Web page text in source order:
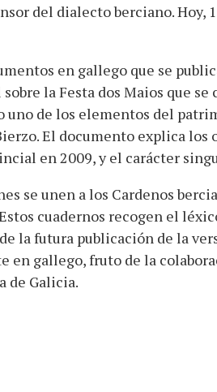
del dialecto berciano. Hoy,
en gallego que se
la Festa dos Maios que
uno de los elementos del
El documento explica los
en 2009, y el carácter
se unen a los Cardenos
cuadernos recogen el
la futura publicación de la
en gallego, fruto de la
de Galicia.